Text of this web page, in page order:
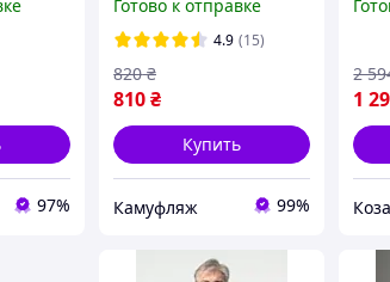
97%
Готово к отправке
4.9 (15)
810₴
820 ₴
Купить
Камуфляж 99%
1
2